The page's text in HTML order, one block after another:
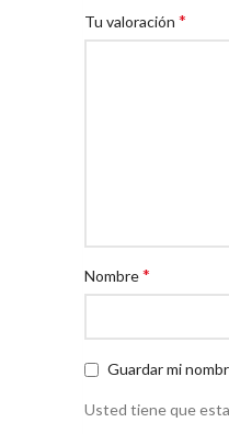
Tu valoración *
Nombre*
Guardar mi
Usted tiene que